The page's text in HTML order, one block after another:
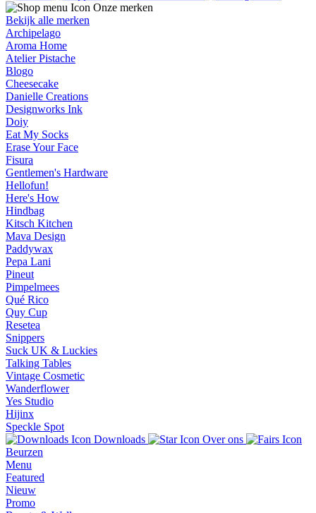
Onze merken
Bekijk alle merken
Archipelago
Aroma Home
Atelier Pistache
Blogo
Cheesecake
Danielle Creations
Designworks Ink
Doiy
Eat My Socks
Erase Your Face
Fisura
Gentlemen's Hardware
Hellofun!
Here's How
Hindbag
Kitsch Kitchen
Mava Design
Paddywax
Pepa Lani
Pineut
Pimpelmees
Qué Rico
Quy Cup
Resetea
Snippers
Suck UK & Luckies
Talking Tables
Vintage Cosmetic
Wanderflower
Yes Studio
Hijinx
Speckle Spot
Downloads
Over ons
Beurzen
Menu
Featured
Nieuw
Promo